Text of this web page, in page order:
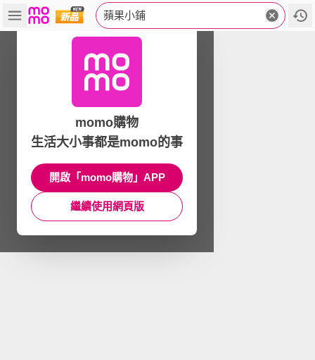
蘋果小鋪
momo購物
生活大小事都是momo的事
開啟「momo購物」APP
繼續使用網頁版